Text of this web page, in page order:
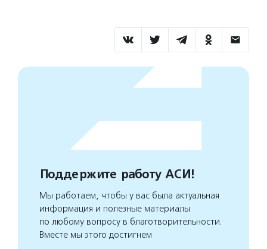
Поддержите работу АСИ!
Мы работаем, чтобы у вас была актуальная
информация и полезные материалы
по любому вопросу в благотворительности.
Вместе мы этого достигнем